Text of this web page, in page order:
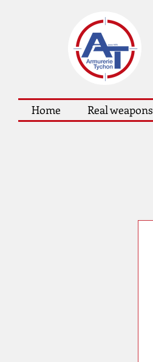
Home Real weapons